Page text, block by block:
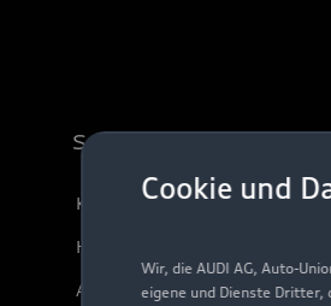
Cookie und
Wir, die AUDI AG, Auto-
eigene und Dienste Dritter,
Support
Kundenservice
Händlersuche
Audi Code